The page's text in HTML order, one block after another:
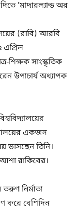
'মাদারল্যান্ড অর
(রাবি) আরবি
এপ্রিল
শিক্ষক সাংস্কৃতিক
উপাচার্য অধ্যাপক
একজন
ভাসছেন তিনি।
রাকিবের।
নির্মাতা
করে বেশিদিন